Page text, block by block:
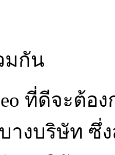
มกัน
ที่ดีจะต้อ
างบริษัท ซึ่